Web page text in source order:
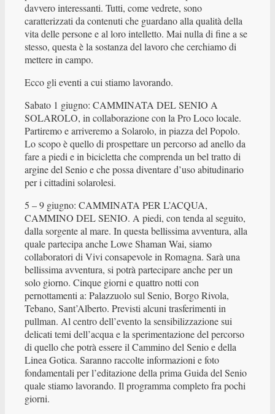
davvero interessanti. Tutti, come vedrete, sono
caratterizzati da contenuti che guardano alla qualità della
vita delle persone e al loro intelletto. Mai nulla di fine a se
stesso, questa è la sostanza del lavoro che cerchiamo di
mettere in campo.
Ecco gli eventi a cui stiamo lavorando.
Sabato 1 giugno: CAMMINATA DEL SENIO A
SOLAROLO, in collaborazione con la Pro Loco locale.
Partiremo e arriveremo a Solarolo, in piazza del Popolo.
Lo scopo è quello di prospettare un percorso ad anello da
fare a piedi e in bicicletta che comprenda un bel tratto di
argine del Senio e che possa diventare d’uso abitudinario
per i cittadini solarolesi.
5 – 9 giugno: CAMMINATA PER L’ACQUA,
CAMMINO DEL SENIO. A piedi, con tenda al seguito,
dalla sorgente al mare. In questa bellissima avventura, alla
quale partecipa anche Lowe Shaman Wai, siamo
collaboratori di Vivi consapevole in Romagna. Sarà una
bellissima avventura, si potrà partecipare anche per un
solo giorno. Cinque giorni e quattro notti con
pernottamenti a: Palazzuolo sul Senio, Borgo Rivola,
Tebano, Sant’Alberto. Previsti alcuni trasferimenti in
pullman. Al centro dell’evento la sensibilizzazione sui
delicati temi dell’acqua e la sperimentazione del percorso
di quello che potrà essere il Cammino del Senio e della
Linea Gotica. Saranno raccolte informazioni e foto
fondamentali per l’editazione della prima Guida del Senio
quale stiamo lavorando. Il programma completo fra pochi
giorni.